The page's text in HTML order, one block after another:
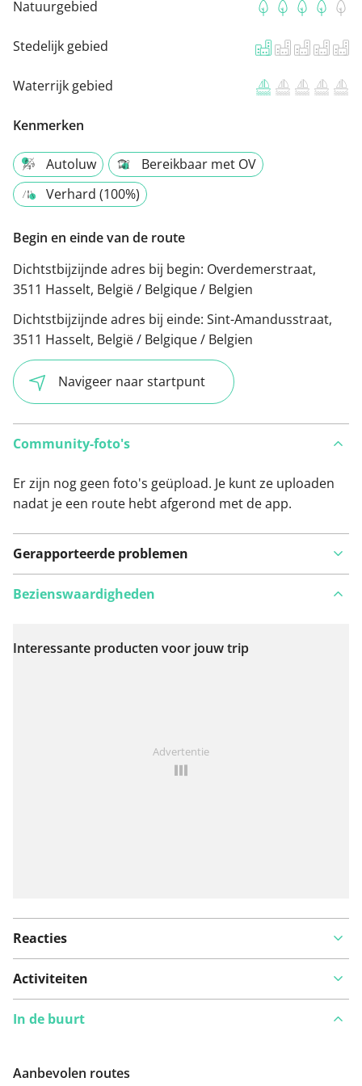
Natuurgebied
Stedelijk gebied
Waterrijk gebied
Kenmerken
Autoluw
Bereikbaar met OV
Verhard (100%)
Begin en einde van de route
Dichtstbijzijnde adres bij begin: Overdemerstraat,
3511 Hasselt, België / Belgique / Belgien
Dichtstbijzijnde adres bij einde: Sint-Amandusstraat,
3511 Hasselt, België / Belgique / Belgien
Navigeer naar startpunt
Community-foto's
Er zijn nog geen foto's geüpload. Je kunt ze uploaden
nadat je een route hebt afgerond met de app.
Gerapporteerde problemen
Bekijk op kaart
Bezienswaardigheden
Interessante producten voor jouw trip
Advertentie
Reacties
Activiteiten
In de buurt
Aanbevolen routes